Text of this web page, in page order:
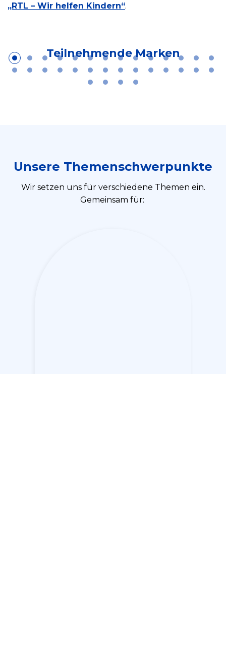
„RTL – Wir helfen Kindern“.
Teilnehmende Marken
Unsere Themenschwerpunkte
Wir setzen uns für verschiedene Themen ein.
Gemeinsam für: